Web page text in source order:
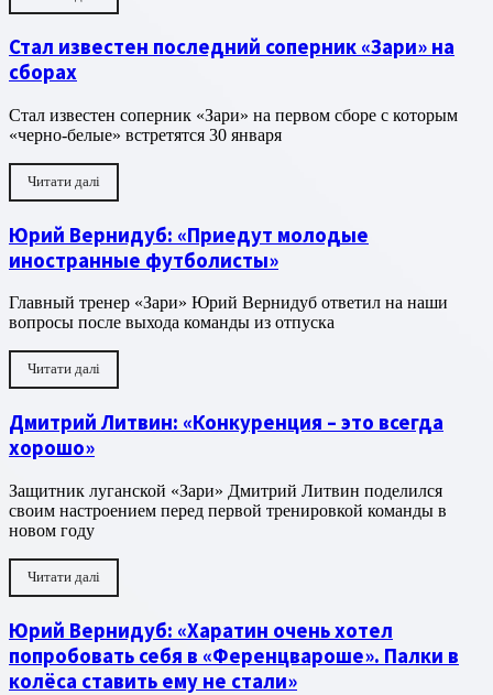
Стал известен последний соперник «Зари» на
сборах
Стал известен соперник «Зари» на первом сборе с которым
«черно-белые» встретятся 30 января
Читати далі
Юрий Вернидуб: «Приедут молодые
иностранные футболисты»
Главный тренер «Зари» Юрий Вернидуб ответил на наши
вопросы после выхода команды из отпуска
Читати далі
Дмитрий Литвин: «Конкуренция – это всегда
хорошо»
Защитник луганской «Зари» Дмитрий Литвин поделился
своим настроением перед первой тренировкой команды в
новом году
Читати далі
Юрий Вернидуб: «Харатин очень хотел
попробовать себя в «Ференцвароше». Палки в
колёса ставить ему не стали»